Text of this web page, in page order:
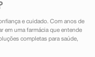
e cuidado. Com anos de
em uma farmácia que entende
completas para saúde,